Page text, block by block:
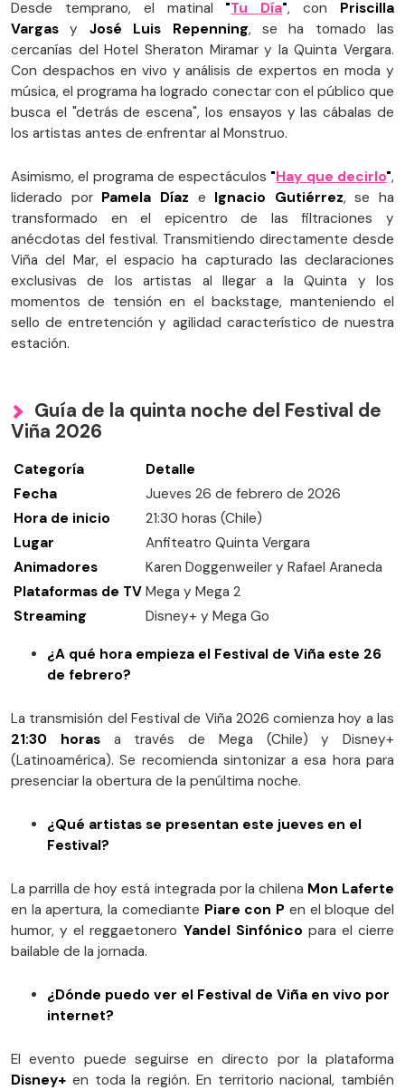
Desde temprano, el matinal "Tu Día", con Priscilla
Vargas y José Luis Repenning, se ha tomado las
cercanías del Hotel Sheraton Miramar y la Quinta Vergara.
Con despachos en vivo y análisis de expertos en moda y
música, el programa ha logrado conectar con el público que
busca el "detrás de escena", los ensayos y las cábalas de
los artistas antes de enfrentar al Monstruo.
Asimismo, el programa de espectáculos "Hay que decirlo",
liderado por Pamela Díaz e Ignacio Gutiérrez, se ha
transformado en el epicentro de las filtraciones y
anécdotas del festival. Transmitiendo directamente desde
Viña del Mar, el espacio ha capturado las declaraciones
exclusivas de los artistas al llegar a la Quinta y los
momentos de tensión en el backstage, manteniendo el
sello de entretención y agilidad característico de nuestra
estación.
Guía de la quinta noche del Festival de
Viña 2026
Categoría
Detalle
Fecha
Jueves 26 de febrero de 2026
Hora de inicio
21:30 horas (Chile)
Lugar
Anfiteatro Quinta Vergara
Animadores
Karen Doggenweiler y Rafael Araneda
Plataformas de TV Mega y Mega 2
Streaming
Disney+ y Mega Go
¿A qué hora empieza el Festival de Viña este 26
de febrero?
La transmisión del Festival de Viña 2026 comienza hoy a las
21:30 horasa través de Mega (Chile) y Disney+
(Latinoamérica). Se recomienda sintonizar a esa hora para
presenciar la obertura de la penúltima noche.
¿Qué artistas se presentan este jueves en el
Festival?
La parrilla de hoy está integrada por la chilena Mon Laferte
en la apertura, la comediante Piare con P en el bloque del
humor, y el reggaetonero Yandel Sinfónico para el cierre
bailable de la jornada.
¿Dónde puedo ver el Festival de Viña en vivo por
internet?
El evento puede seguirse en directo por la plataforma
Disney+ en toda la región. En territorio nacional, también